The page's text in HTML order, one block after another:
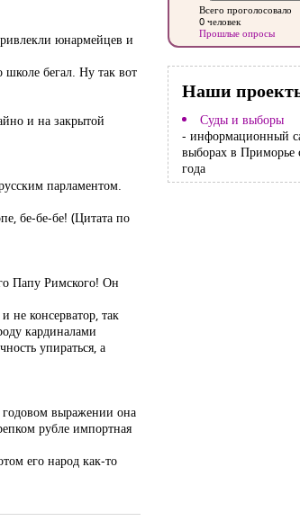
юнармейцев и
бегал. Ну так вот
и на закрытой
парламентом.
бе-бе-бе! (Цитата по
Папу Римского! Он
консерватор, так
кардиналами
упираться, а
выражении она
рубле импортная
его народ как-то
Всего проголосовало
0 человек
Прошлые опросы
Наши
Суды и выборы
- информационный
выборах в Приморье
года